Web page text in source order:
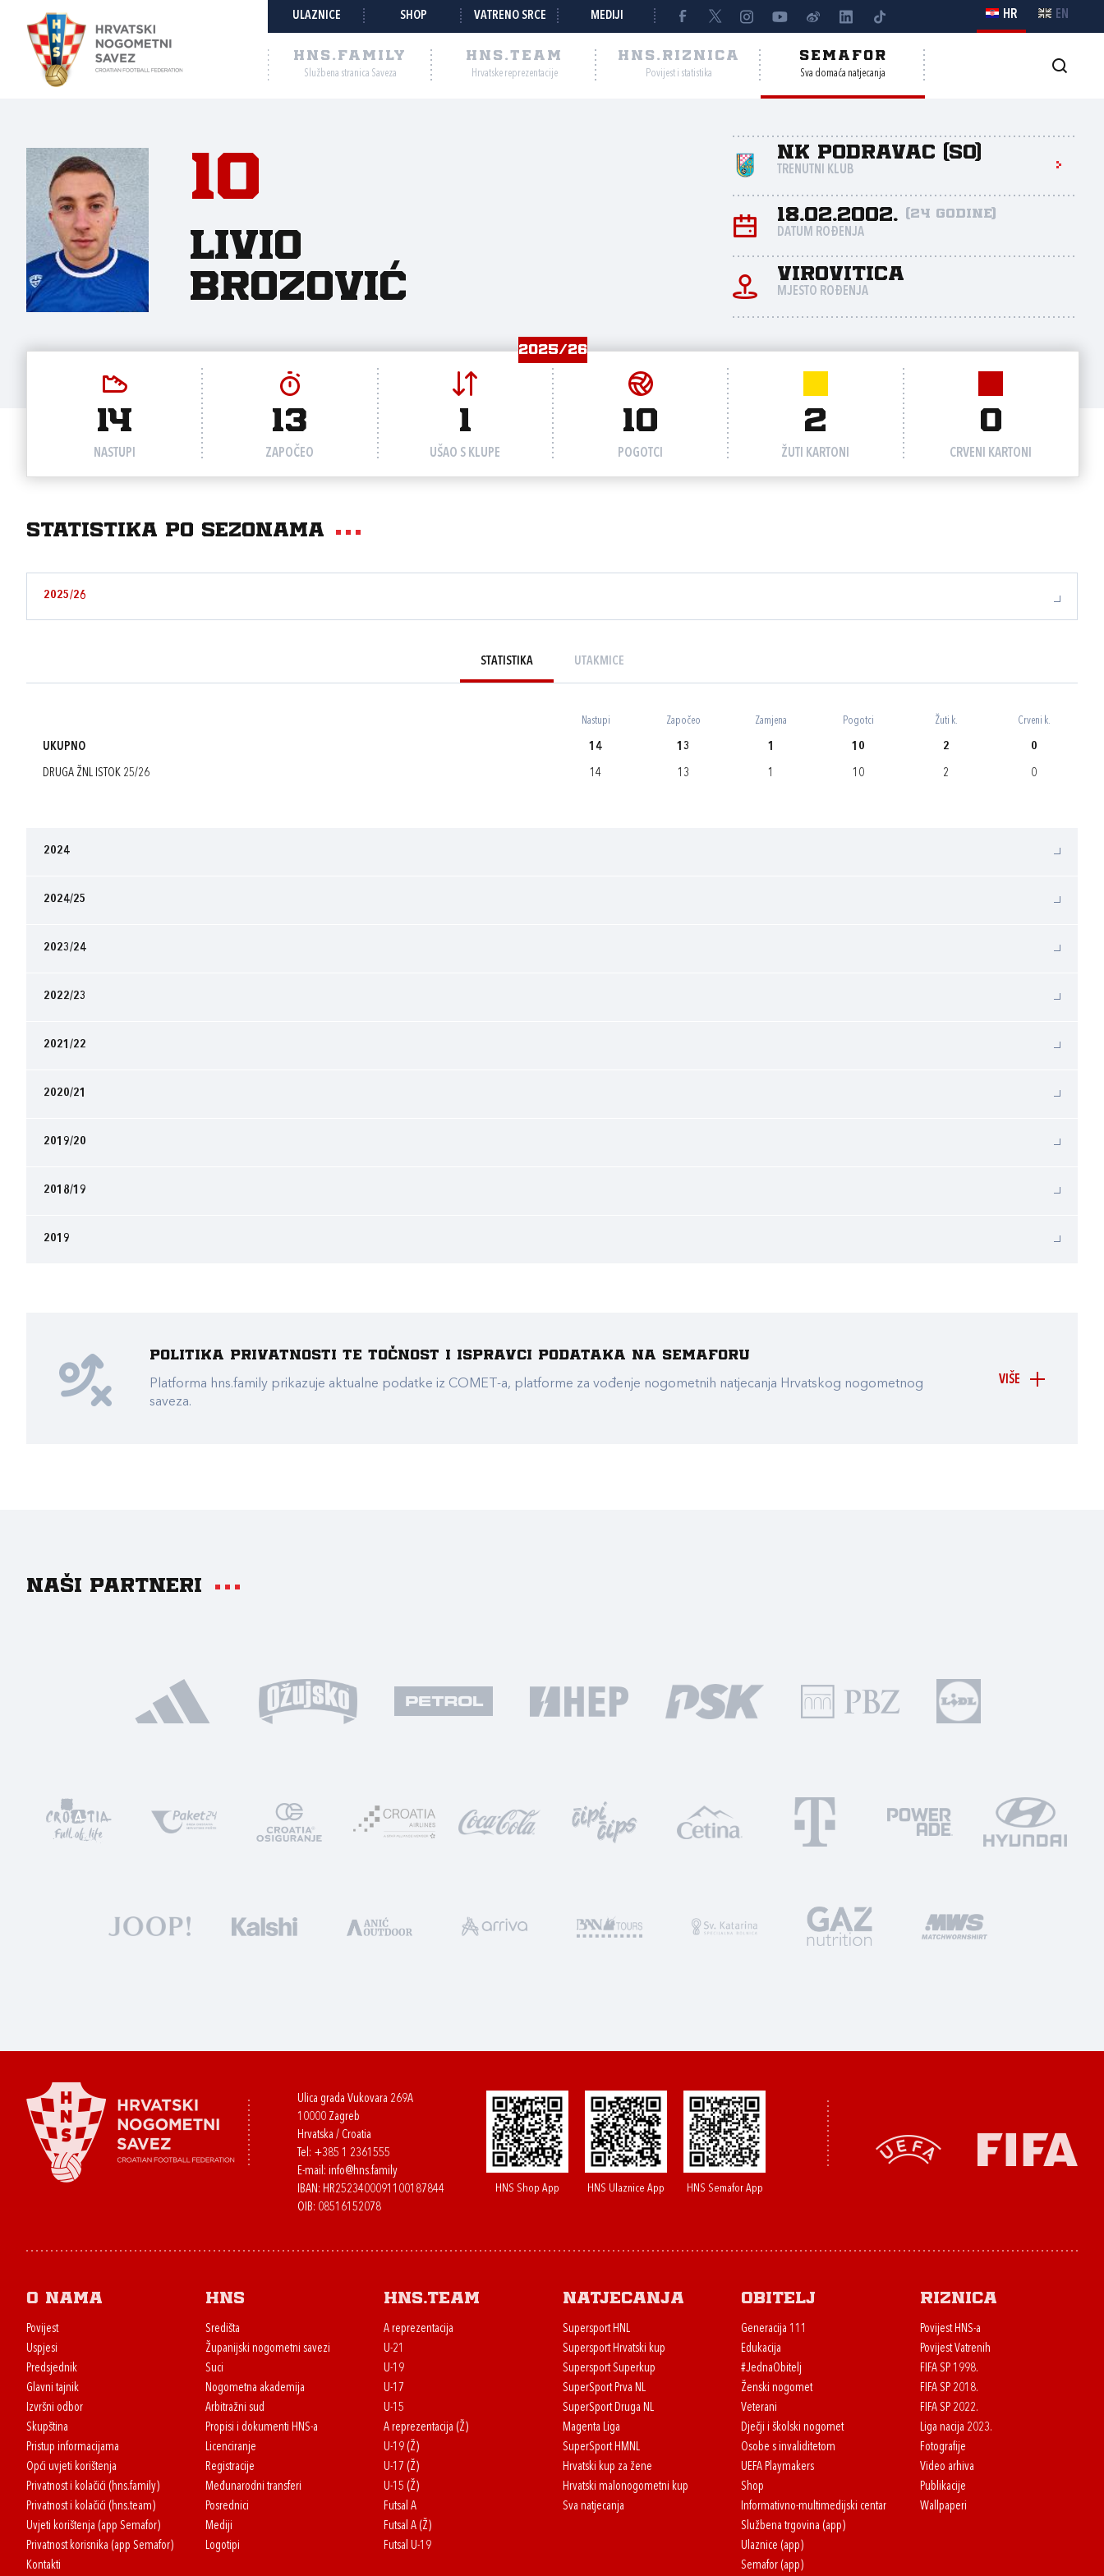
ULAZNICE SHOP VATRENO SRCE MEDIJI HR EN
HNS.FAMILY
Službena stranica Saveza
HNS.TEAM
Hrvatske reprezentacije
HNS.RIZNICA
Povijest i statistika
SEMAFOR
Sva domaća natjecanja
10
Livio
Brozović
NK Podravac (So)
TRENUTNI KLUB
18.02.2002. (24 godine)
DATUM ROĐENJA
Virovitica
MJESTO ROĐENJA
2025/26
14
NASTUPI
13
ZAPOČEO
1
UŠAO S KLUPE
10
POGOTCI
2
ŽUTI KARTONI
0
CRVENI KARTONI
Statistika po sezonama
2025/26
STATISTIKA UTAKMICE
Nastupi Započeo Zamjena Pogotci Žuti k. Crveni k.
UKUPNO 14 13 1 10 2 0
DRUGA ŽNL ISTOK 25/26 14 13 1 10 2 0
2024
2024/25
2023/24
2022/23
2021/22
2020/21
2019/20
2018/19
2019
VIŠE
Politika privatnosti te točnost i ispravci podataka na Semaforu
Platforma hns.family prikazuje aktualne podatke iz COMET-a, platforme za vođenje nogometnih natjecanja Hrvatskog nogometnog
saveza.
Naši partneri
Ulica grada Vukovara 269A
10000 Zagreb
Hrvatska / Croatia
Tel: +385 1 2361555
E-mail: info@hns.family
IBAN: HR2523400091100187844
OIB: 08516152078
HNS Shop App HNS Ulaznice App HNS Semafor App
O nama
Povijest
Uspjesi
Predsjednik
Glavni tajnik
Izvršni odbor
Skupština
Pristup informacijama
Opći uvjeti korištenja
Privatnost i kolačići (hns.family)
Privatnost i kolačići (hns.team)
Uvjeti korištenja (app Semafor)
Privatnost korisnika (app Semafor)
Kontakti
HNS
Središta
Županijski nogometni savezi
Suci
Nogometna akademija
Arbitražni sud
Propisi i dokumenti HNS-a
Licenciranje
Registracije
Međunarodni transferi
Posrednici
Mediji
Logotipi
HNS.team
A reprezentacija
U-21
U-19
U-17
U-15
A reprezentacija (Ž)
U-19 (Ž)
U-17 (Ž)
U-15 (Ž)
Futsal A
Futsal A (Ž)
Futsal U-19
Natjecanja
Supersport HNL
Supersport Hrvatski kup
Supersport Superkup
SuperSport Prva NL
SuperSport Druga NL
Magenta Liga
SuperSport HMNL
Hrvatski kup za žene
Hrvatski malonogometni kup
Sva natjecanja
Obitelj
Generacija 111
Edukacija
#JednaObitelj
Ženski nogomet
Veterani
Dječji i školski nogomet
Osobe s invaliditetom
UEFA Playmakers
Shop
Informativno-multimedijski centar
Službena trgovina (app)
Ulaznice (app)
Semafor (app)
Riznica
Povijest HNS-a
Povijest Vatrenih
FIFA SP 1998.
FIFA SP 2018.
FIFA SP 2022.
Liga nacija 2023.
Fotografije
Video arhiva
Publikacije
Wallpaperi